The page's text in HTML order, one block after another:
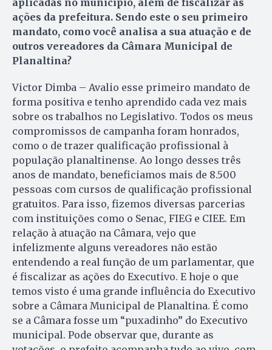
ações da prefeitura. Sendo este o seu primeiro
mandato, como você analisa a sua atuação e de
outros vereadores da Câmara Municipal de
Planaltina?
Victor Dimba – Avalio esse primeiro mandato de
forma positiva e tenho aprendido cada vez mais
sobre os trabalhos no Legislativo. Todos os meus
compromissos de campanha foram honrados,
como o de trazer qualificação profissional à
população planaltinense. Ao longo desses três
anos de mandato, beneficiamos mais de 8.500
pessoas com cursos de qualificação profissional
gratuitos. Para isso, fizemos diversas parcerias
com instituições como o Senac, FIEG e CIEE. Em
relação à atuação na Câmara, vejo que
infelizmente alguns vereadores não estão
entendendo a real função de um parlamentar, que
é fiscalizar as ações do Executivo. E hoje o que
temos visto é uma grande influência do Executivo
sobre a Câmara Municipal de Planaltina. É como
se a Câmara fosse um “puxadinho” do Executivo
municipal. Pode observar que, durante as